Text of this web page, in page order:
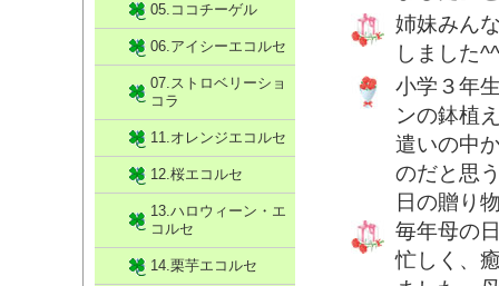
姉妹みん
しました^^
小学３年
ンの鉢植
遣いの中
のだと思
日の贈り
毎年母の
忙しく、
05.ココチーゲル
06.アイシーエコルセ
07.ストロベリーショ
コラ
11.オレンジエコルセ
12.桜エコルセ
13.ハロウィーン・エ
コルセ
14.栗芋エコルセ